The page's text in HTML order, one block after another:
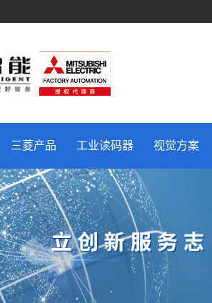
三菱产品 工业读码器 视觉方案